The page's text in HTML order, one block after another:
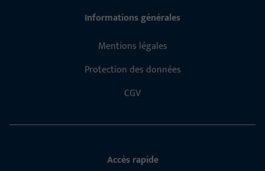
Informations générales
Mentions légales
Protection des données
CGV
Accès rapide